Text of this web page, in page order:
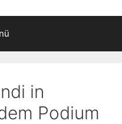
in
Podium